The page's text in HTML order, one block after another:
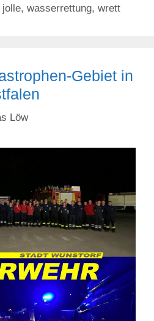
jolle,wasserrettung,wrett
Gebiet in
Löw